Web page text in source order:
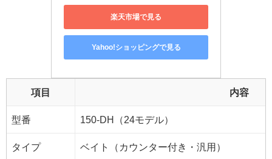
楽天市場で見る
Yahoo!ショッピングで見る
項目 内容
型番 150-DH（24モデル）
タイプ ベイト（カウンター付き・汎用）